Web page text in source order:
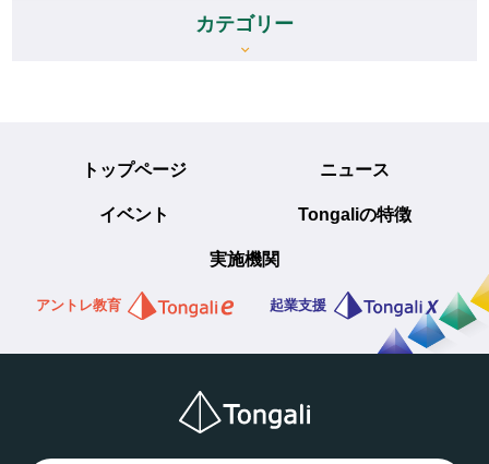
カテゴリー
トップページ ニュース
イベント Tongaliの特徴
実施機関
アントレ教育 起業支援